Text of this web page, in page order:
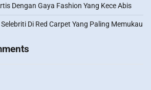
Dengan Gaya Fashion Yang Kece Abis
Di Red Carpet Yang Paling Memukau